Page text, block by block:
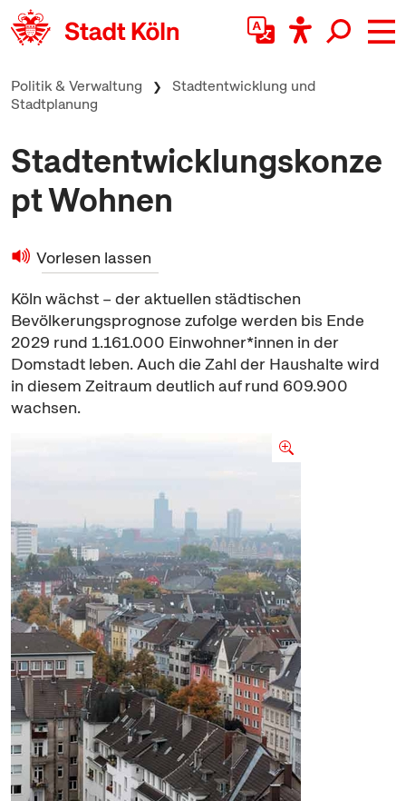
zum Inhalt springen
Politik & Verwaltung
Stadtentwicklung und
Stadtplanung
Stadtentwicklungskonze
pt Wohnen
Vorlesen lassen
Köln wächst – der aktuellen städtischen
Bevölkerungsprognose zufolge werden bis Ende
2029 rund 1.161.000 Einwohner*innen in der
Domstadt leben. Auch die Zahl der Haushalte wird
in diesem Zeitraum deutlich auf rund 609.900
wachsen.